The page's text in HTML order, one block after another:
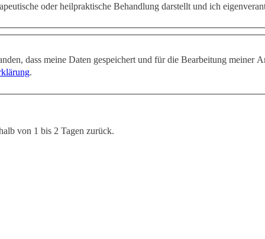
oder heilpraktische Behandlung darstellt und ich
dass meine Daten gespeichert und für die Bearbeitung meiner
.
von 1 bis 2 Tagen zurück.